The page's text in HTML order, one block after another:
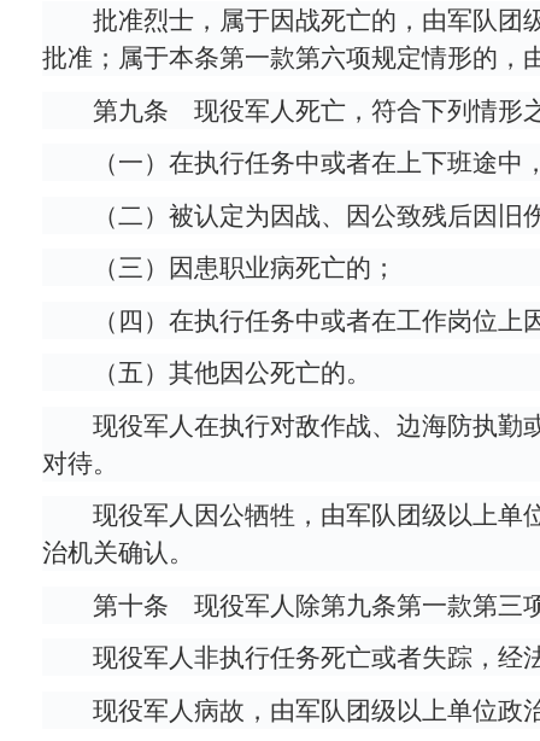
批准烈士，属于因战死亡的，由军队团
批准；属于本条第一款第六项规定情形的，
第九条 现役军人死亡，符合下列情形
（一）在执行任务中或者在上下班途
（二）被认定为因战、因公致残后因旧
（三）因患职业病死亡的；
（四）在执行任务中或者在工作岗位
（五）其他因公死亡的。
现役军人在执行对敌作战、边海防执勤
对待。
现役军人因公牺牲，由军队团级以上单
治机关确认。
第十条 现役军人除第九条第一款第三
现役军人非执行任务死亡或者失踪，经
现役军人病故，由军队团级以上单位政